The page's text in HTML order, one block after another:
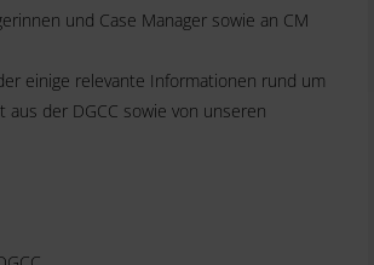
und Case Manager sowie an CM
einige relevante Informationen rund um
aus der DGCC sowie von unseren